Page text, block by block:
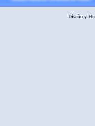
Diseño y